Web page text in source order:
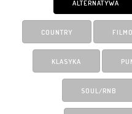
ALTERNATYWA
COUNTRY
KLASYKA
SOUL/RNB